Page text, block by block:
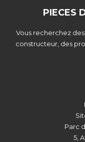
PIECES
Vous recherchez
constructeur, des
Parc
5,